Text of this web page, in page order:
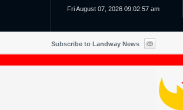
Fri August 07, 2026 09:02:57 am
Subscribe to Landway News